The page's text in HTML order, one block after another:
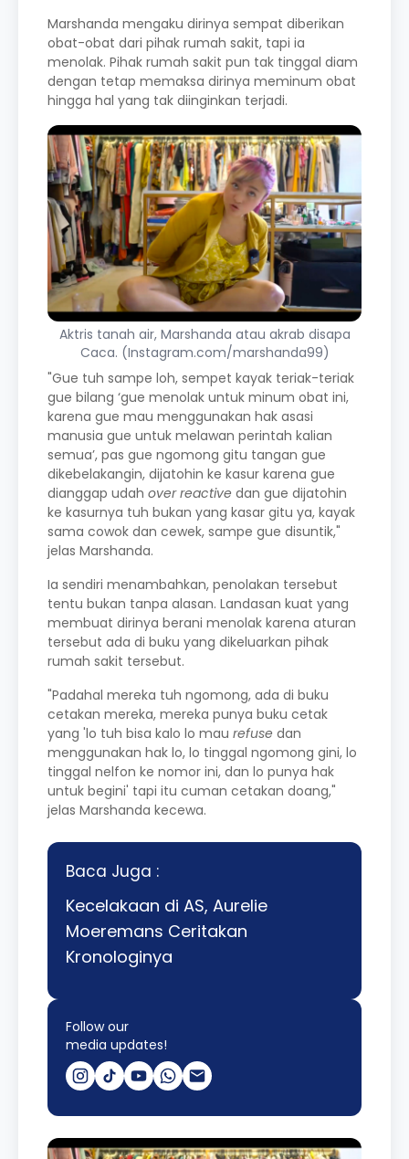
Marshanda mengaku dirinya sempat diberikan
obat-obat dari pihak rumah sakit, tapi ia
menolak. Pihak rumah sakit pun tak tinggal diam
dengan tetap memaksa dirinya meminum obat
hingga hal yang tak diinginkan terjadi.
Aktris tanah air, Marshanda atau akrab disapa
Caca. (Instagram.com/marshanda99)
"Gue tuh sampe loh, sempet kayak teriak-teriak
gue bilang ‘gue menolak untuk minum obat ini,
karena gue mau menggunakan hak asasi
manusia gue untuk melawan perintah kalian
semua’, pas gue ngomong gitu tangan gue
dikebelakangin, dijatohin ke kasur karena gue
dianggap udah over reactive dan gue dijatohin
ke kasurnya tuh bukan yang kasar gitu ya, kayak
sama cowok dan cewek, sampe gue disuntik,"
jelas Marshanda.
Ia sendiri menambahkan, penolakan tersebut
tentu bukan tanpa alasan. Landasan kuat yang
membuat dirinya berani menolak karena aturan
tersebut ada di buku yang dikeluarkan pihak
rumah sakit tersebut.
"Padahal mereka tuh ngomong, ada di buku
cetakan mereka, mereka punya buku cetak
yang 'lo tuh bisa kalo lo mau refuse dan
menggunakan hak lo, lo tinggal ngomong gini, lo
tinggal nelfon ke nomor ini, dan lo punya hak
untuk begini' tapi itu cuman cetakan doang,"
jelas Marshanda kecewa.
Baca Juga :
Kecelakaan di AS, Aurelie
Moeremans Ceritakan
Kronologinya
Follow our
media updates!